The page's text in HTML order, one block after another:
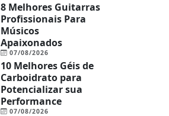
8 Melhores Guitarras
Profissionais Para
Músicos
Apaixonados
07/08/2026
10 Melhores Géis de
Carboidrato para
Potencializar sua
Performance
07/08/2026